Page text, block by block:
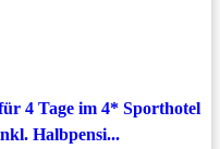
4 Tage im 4* Sporthotel
Halbpensi...